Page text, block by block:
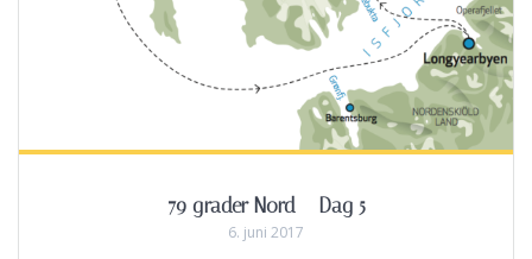
79 grader Nord – Dag 5
6. juni 2017